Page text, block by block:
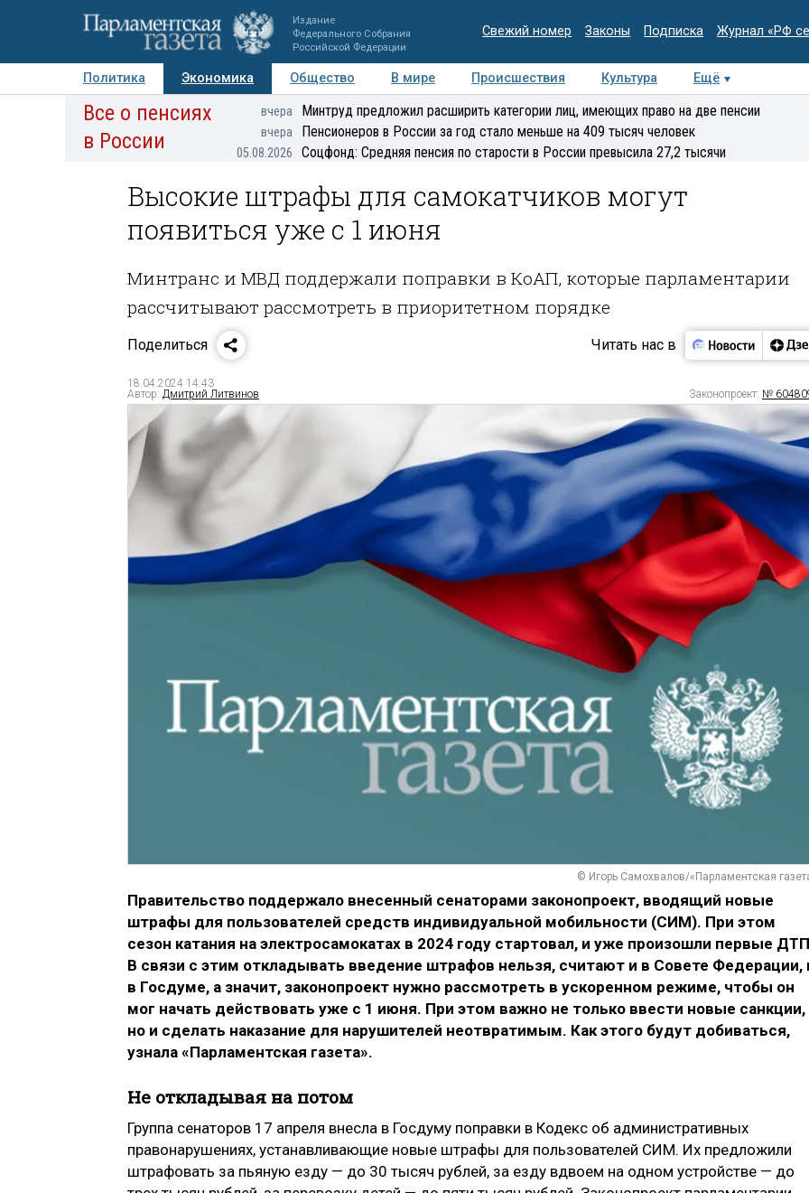
Издание
Федерального Собрания
Российской Федерации
Свежий номер Законы Подписка Журнал «РФ
Политика Экономика Общество В мире Происшествия Культура
Ещё
Авторы Персоны Мнения Регионы Медиацентр Интервью Колумнисты
Все о пенсиях
в России
вчера Минтруд предложил расширить категории лиц, имеющих право на две пенсии
вчера Пенсионеров в России за год стало меньше на 409 тысяч человек
05.08.2026 Соцфонд: Средняя пенсия по старости в России превысила 27,2 тысячи
Высокие штрафы для самокатчиков могут
появиться уже с 1 июня
Минтранс и МВД поддержали поправки в КоАП, которые парламентарии
рассчитывают рассмотреть в приоритетном порядке
Поделиться Читать нас в
18.04.2024 14:43
Автор: Дмитрий Литвинов Законопроект: №
© Игорь Самохвалов/«Парламентская
Правительство поддержало внесенный сенаторами законопроект, вводящий новые
штрафы для пользователей средств индивидуальной мобильности (СИМ). При этом
сезон катания на электросамокатах в 2024 году стартовал, и уже произошли первые
В связи с этим откладывать введение штрафов нельзя, считают и в Совете Федерации,
в Госдуме, а значит, законопроект нужно рассмотреть в ускоренном режиме, чтобы он
мог начать действовать уже с 1 июня. При этом важно не только ввести новые санкции,
но и сделать наказание для нарушителей неотвратимым. Как этого будут добиваться,
узнала «Парламентская газета».
Не откладывая на потом
Группа сенаторов 17 апреля внесла в Госдуму поправки в Кодекс об административных
правонарушениях, устанавливающие новые штрафы для пользователей СИМ. Их предложили
штрафовать за пьяную езду — до 30 тысяч рублей, за езду вдвоем на одном устройстве — до